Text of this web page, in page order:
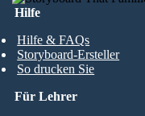
Hilfe
Hilfe & FAQs
Storyboard-Ersteller
So drucken Sie
Für Lehrer